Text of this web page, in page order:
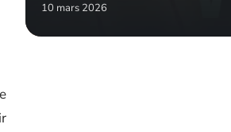
10 mars 2026